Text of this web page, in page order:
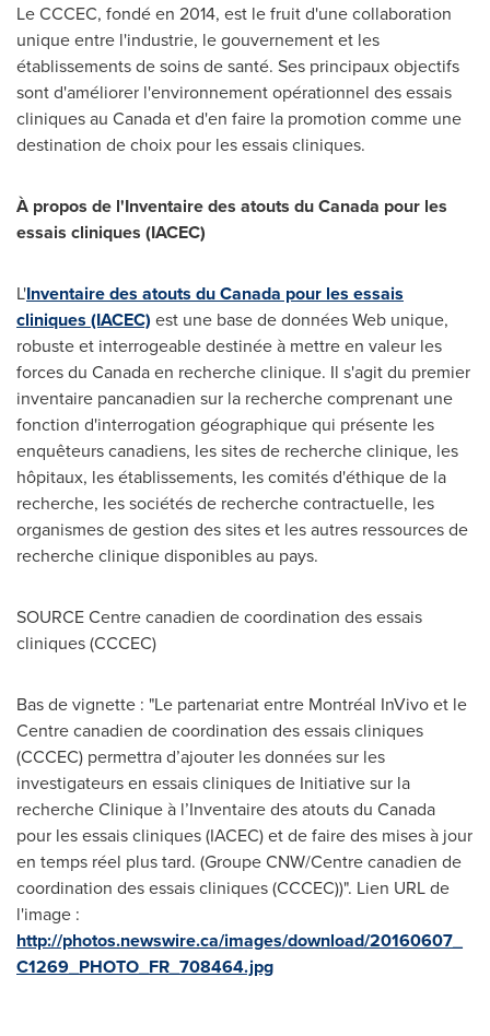
Le CCCEC, fondé en 2014, est le fruit d'une collaboration
unique entre l'industrie, le gouvernement et les
établissements de soins de santé. Ses principaux objectifs
sont d'améliorer l'environnement opérationnel des essais
cliniques au Canadaet d'en faire la promotion comme une
destination de choix pour les essais cliniques.
À propos de l'Inventaire des atouts duCanada pour les
essais cliniques (IACEC)
L'Inventaire des atouts duCanada pour les essais
cliniques (IACEC) est une base de données Web unique,
robuste et interrogeable destinée à mettre en valeur les
forces du Canadaen recherche clinique. Il s'agit du premier
inventaire pancanadien sur la recherche comprenant une
fonction d'interrogation géographique qui présente les
enquêteurs canadiens, les sites de recherche clinique, les
hôpitaux, les établissements, les comités d'éthique de la
recherche, les sociétés de recherche contractuelle, les
organismes de gestion des sites et les autres ressources de
recherche clinique disponibles au pays.
SOURCE Centre canadien de coordination des essais
cliniques (CCCEC)
Bas de vignette : "Le partenariat entre Montréal InVivo et le
Centre canadien de coordination des essais cliniques
(CCCEC) permettra d’ajouter les données sur les
investigateurs en essais cliniques de Initiative sur la
recherche Clinique à l’Inventaire des atouts du Canada
pour les essais cliniques (IACEC) et de faire des mises à jour
en temps réel plus tard. (Groupe CNW/Centre canadien de
coordination des essais cliniques (CCCEC))". Lien URL de
l'image :
http://photos.newswire.ca/images/download/20160607_
C1269_PHOTO_FR_708464.jpg